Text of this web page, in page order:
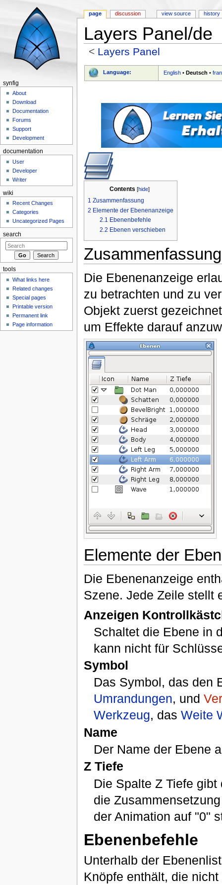
Layers Panel/de
< Layers Panel
Language: English •Deutsch •
Contents [hide]
1 Zusammenfassung
2 Elemente der Ebenenanzeige
2.1 Ebenenbefehle
2.2 Ebenen verschieben
Zusammenfassung
Die Ebenenanzeige
zu betrachten und zu
Objekt zuerst
um Effekte darauf
Elemente der
Die Ebenenanzeige
Szene. Jede Zeile stellt
Anzeigen
Schaltet die Ebene in
kann nicht für
Symbol
Das Symbol, das den
Umrandungen, und
Werkzeug, das Weite
Name
Der Name der Ebene
Z Tiefe
Die Spalte Z Tiefe
die
der Animation auf "0"
Ebenenbefehle
Unterhalb der
Knöpfe enthält, die
page discussion view source history
synfig
About
Download
Documentation
Forums
Support
Development
documentation
User
Developer
Writer
wiki
Recent Changes
Categories
Uncategorized Pages
search
tools
What links here
Related changes
Special pages
Printable version
Permanent link
Page information